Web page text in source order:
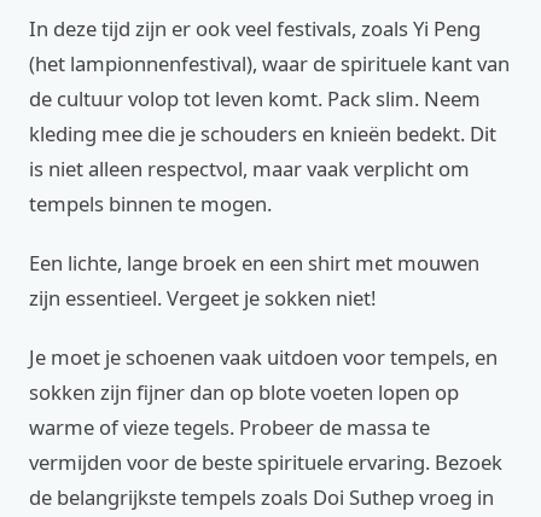
In deze tijd zijn er ook veel festivals, zoals Yi Peng
(het lampionnenfestival), waar de spirituele kant van
de cultuur volop tot leven komt. Pack slim. Neem
kleding mee die je schouders en knieën bedekt. Dit
is niet alleen respectvol, maar vaak verplicht om
tempels binnen te mogen.
Een lichte, lange broek en een shirt met mouwen
zijn essentieel. Vergeet je sokken niet!
Je moet je schoenen vaak uitdoen voor tempels, en
sokken zijn fijner dan op blote voeten lopen op
warme of vieze tegels. Probeer de massa te
vermijden voor de beste spirituele ervaring. Bezoek
de belangrijkste tempels zoals Doi Suthep vroeg in